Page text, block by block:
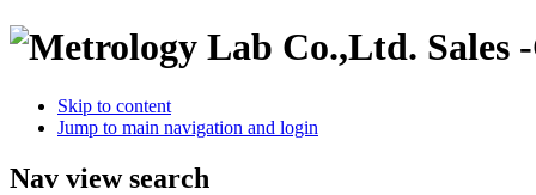
Sales
Skip to content
Jump to main navigation and login
Nav view search